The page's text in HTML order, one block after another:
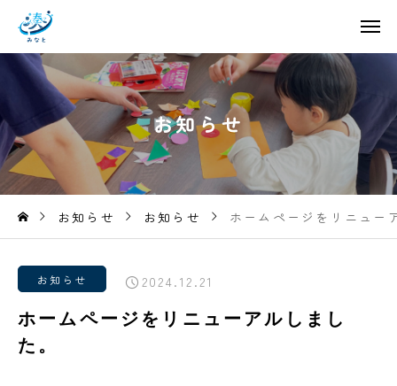
お知らせ
お知らせ お知らせ ホームページをリニュー
お知らせ 2024.12.21
ホームページをリニューアルしまし
た。